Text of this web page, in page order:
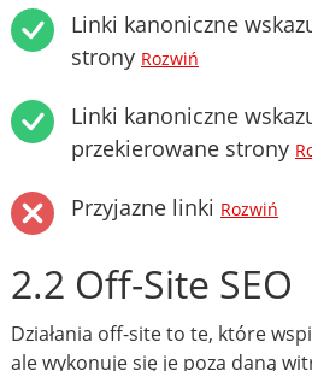
Linki kanoniczne
strony Rozwiń
Linki kanoniczne
przekierowane strony
Przyjazne linki Rozwiń
2.2 Off-Site SEO
Działania off-site to te, które
ale wykonuje się je poza daną